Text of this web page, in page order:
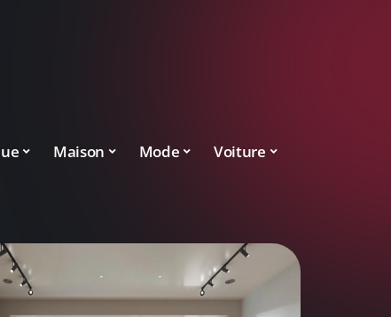
Maison Mode Voiture